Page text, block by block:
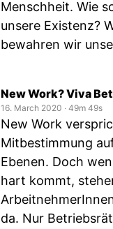
Menschheit. Wie
unsere Existenz?
bewahren wir
New Work? Viva
16. March 2020 ‧ 49m 49s
New Work
Mitbestimmung
Ebenen. Doch
hart kommt,
da. Nur